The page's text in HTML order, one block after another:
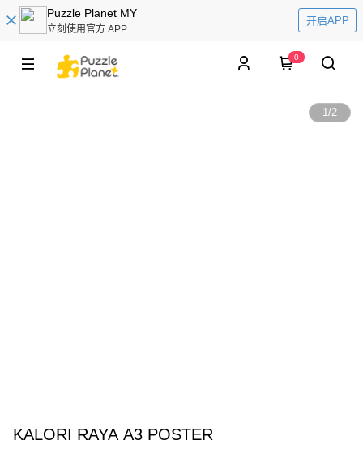
Puzzle Planet MY
立刻使用官方 APP
开启APP
0
1/2
KALORI RAYA A3 POSTER